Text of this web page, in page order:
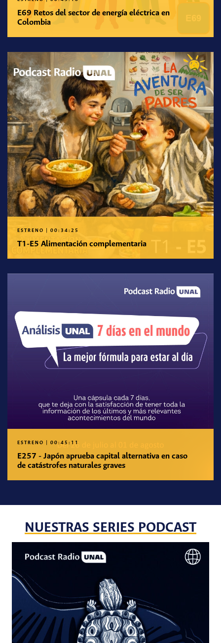
E69 Retos del sector de energía eléctrica en
Colombia
ESTRENO 00:34:25
T1-E5 Alimentación complementaria
ESTRENO 00:45:11
E257 - Japón aprueba capital alternativa en caso
de catástrofes naturales graves
NUESTRAS SERIES PODCAST